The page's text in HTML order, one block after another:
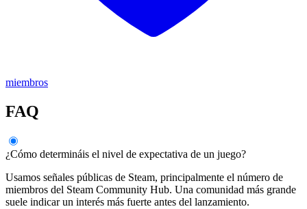
miembros
FAQ
¿Cómo determináis el nivel de expectativa de un juego?
Usamos señales públicas de Steam, principalmente el número de
miembros del Steam Community Hub. Una comunidad más grande
suele indicar un interés más fuerte antes del lanzamiento.